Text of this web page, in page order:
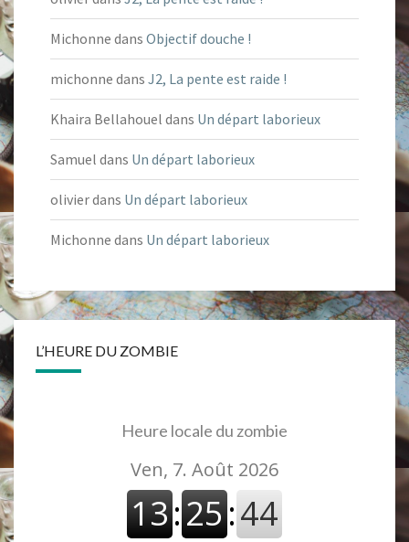
Michonne dans Objectif douche !
michonne dans J2, La pente est raide !
Khaira Bellahouel dans Un départ laborieux
Samuel dans Un départ laborieux
olivierdans Un départ laborieux
Michonne dans Un départ laborieux
L’HEURE DU ZOMBIE
Heure locale du zombie